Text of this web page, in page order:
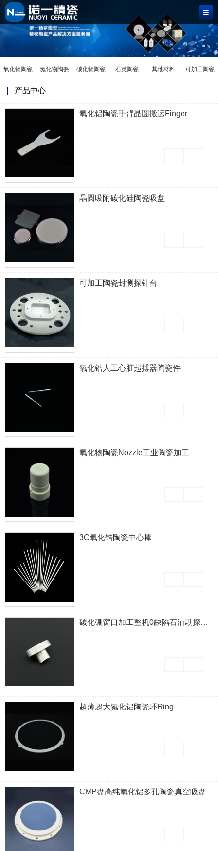
首
页陶
瓷
应
氧化物陶瓷 氮化物陶瓷 碳化物陶瓷 石英陶瓷 其他材料 可加工陶瓷
产品中心
氧化铝陶瓷手臂晶圆搬运Finger
晶圆吸附碳化硅陶瓷吸盘
可加工陶瓷封测探针台
氧化锆人工心脏起搏器陶瓷件
氧化物陶瓷Nozzle工业陶瓷加工
3C氧化锆陶瓷中心棒
碳化硼窗口加工整机0缺陷石油勘探行业
超薄超大氮化铝陶瓷环Ring
CMP盘高纯氧化铝多孔陶瓷真空吸盘